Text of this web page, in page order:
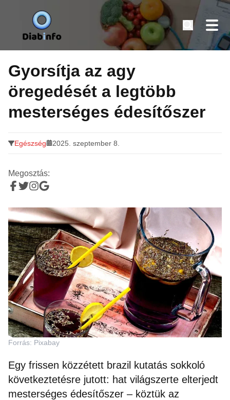
Tovább
tartalomra
Diabinfo.hu – Információk cukorbetegeknek
Gyorsítja az agy
öregedését a legtöbb
mesterséges édesítőszer
Egészség 2025. szeptember 8.
Megosztás:
Forrás: Pixabay
Egy frissen közzétett brazil kutatás sokkoló
következtetésre jutott: hat világszerte elterjedt
mesterséges édesítőszer – köztük az